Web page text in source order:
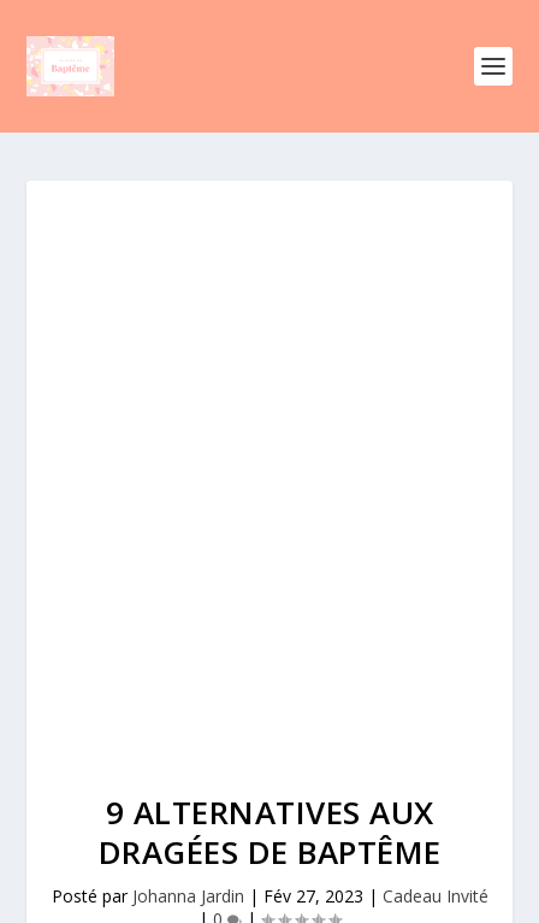
9 ALTERNATIVES AUX
DRAGÉES DE BAPTÊME
Posté par Johanna Jardin | Fév 27, 2023 | Cadeau Invité